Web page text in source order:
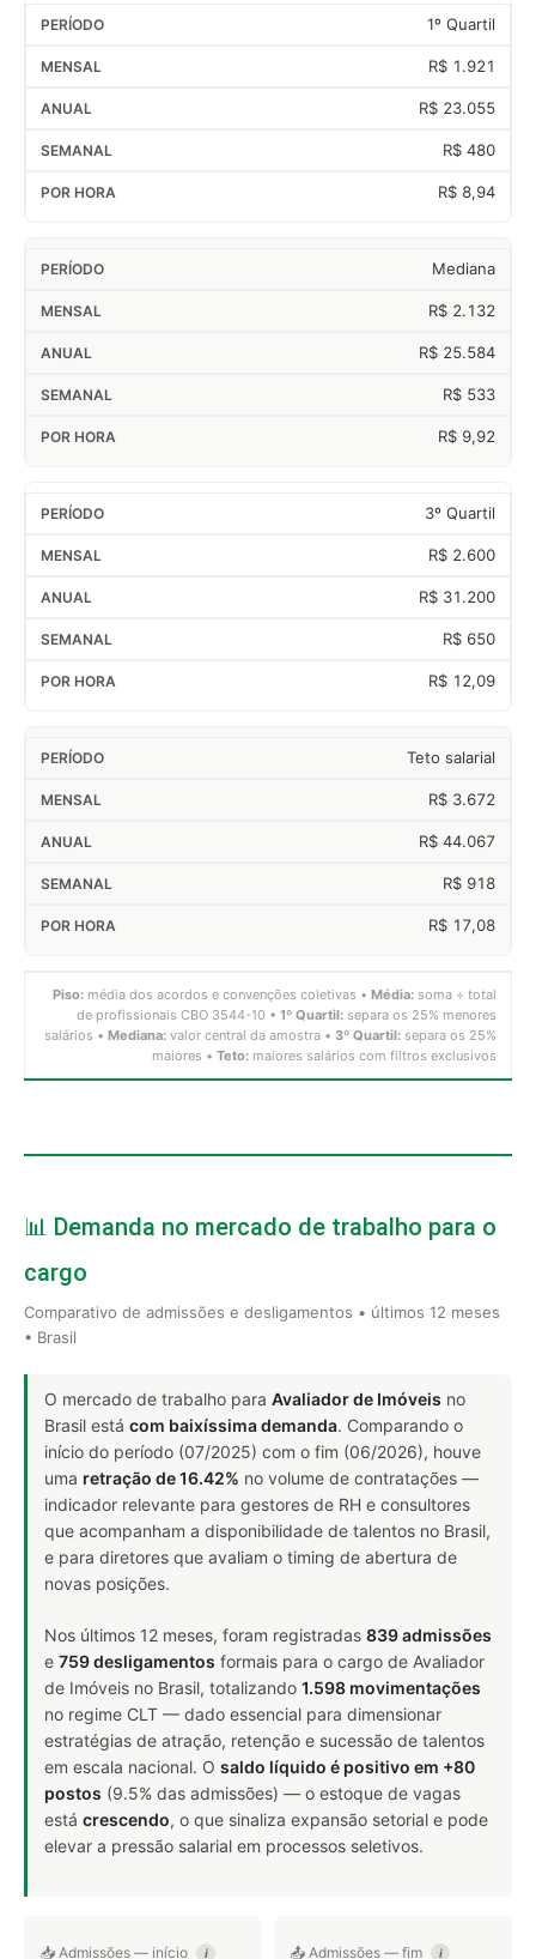
1º Quartil
R$ 1.921
R$ 23.055
R$ 480
R$ 8,94
Mediana
R$ 2.132
R$ 25.584
R$ 533
R$ 9,92
3º Quartil
R$ 2.600
R$ 31.200
R$ 650
R$ 12,09
Teto salarial
R$ 3.672
R$ 44.067
R$ 918
R$ 17,08
Piso: média dos acordos e convenções coletivas • Média: soma ÷ total
de profissionais CBO 3544-10 • 1º Quartil: separa os 25% menores
salários • Mediana: valor central da amostra • 3º Quartil: separa os 25%
maiores • Teto: maiores salários com filtros exclusivos
📊 Demanda no mercado de trabalho para o
cargo
Comparativo de admissões e desligamentos • últimos 12 meses
• Brasil
O mercado de trabalho para Avaliador de Imóveis no
Brasil está com baixíssima demanda. Comparando o
início do período (07/2025) com o fim (06/2026), houve
uma retração de 16.42% no volume de contratações —
indicador relevante para gestores de RH e consultores
que acompanham a disponibilidade de talentos no Brasil,
e para diretores que avaliam o timing de abertura de
novas posições.
Nos últimos 12 meses, foram registradas 839 admissões
e 759 desligamentos formais para o cargo de Avaliador
de Imóveis no Brasil, totalizando 1.598 movimentações
no regime CLT — dado essencial para dimensionar
estratégias de atração, retenção e sucessão de talentos
em escala nacional. O saldo líquido é positivo em +80
postos (9.5% das admissões) — o estoque de vagas
está crescendo, o que sinaliza expansão setorial e pode
elevar a pressão salarial em processos seletivos.
📥 Admissões — início i 📤 Admissões — fim i